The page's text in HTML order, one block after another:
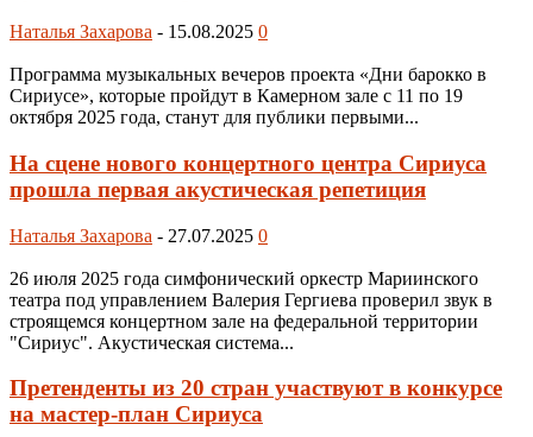
Наталья Захарова - 15.08.2025 0
Программа музыкальных вечеров проекта «Дни барокко в
Сириусе», которые пройдут в Камерном зале с 11 по 19
октября 2025 года, станут для публики первыми...
На сцене нового концертного центра Сириуса
прошла первая акустическая репетиция
Наталья Захарова - 27.07.2025 0
26 июля 2025 года симфонический оркестр Мариинского
театра под управлением Валерия Гергиева проверил звук в
строящемся концертном зале на федеральной территории
"Сириус". Акустическая система...
Претенденты из 20 стран участвуют в конкурсе
на мастер-план Сириуса